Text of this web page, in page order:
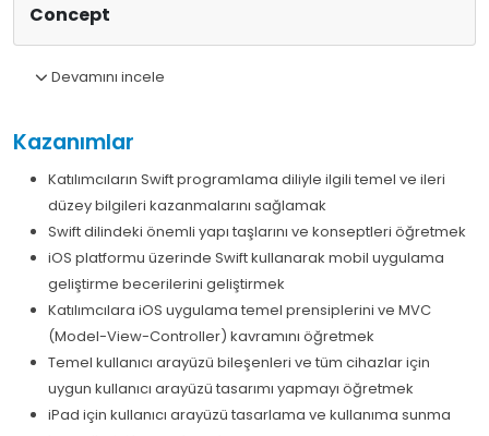
Concept
Devamını incele
Kazanımlar
Katılımcıların Swift programlama diliyle ilgili temel ve ileri
düzey bilgileri kazanmalarını sağlamak
Swift dilindeki önemli yapı taşlarını ve konseptleri öğretmek
iOS platformu üzerinde Swift kullanarak mobil uygulama
geliştirme becerilerini geliştirmek
Katılımcılara iOS uygulama temel prensiplerini ve MVC
(Model-View-Controller) kavramını öğretmek
Temel kullanıcı arayüzü bileşenleri ve tüm cihazlar için
uygun kullanıcı arayüzü tasarımı yapmayı öğretmek
iPad için kullanıcı arayüzü tasarlama ve kullanıma sunma